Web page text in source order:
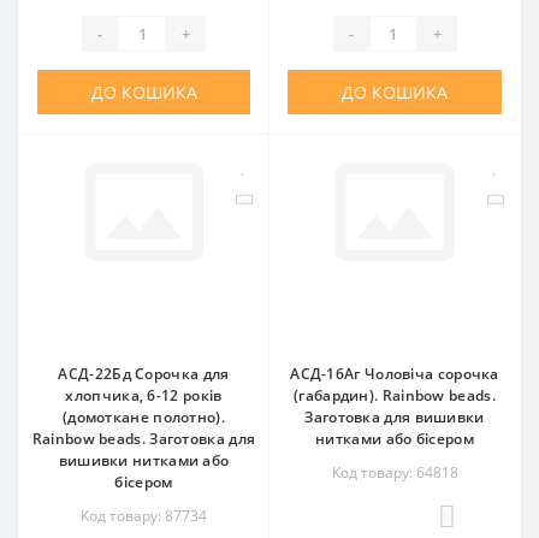
- +
ДО КОШИКА
- +
ДО КОШИКА
АСД-22Бд Сорочка для
хлопчика, 6-12 років
(домоткане полотно).
Rainbow beads. Заготовка для
вишивки нитками або
бісером
Код товару: 87734
АСД-16Аг Чоловіча сорочка
(габардин). Rainbow beads.
Заготовка для вишивки
нитками або бісером
Код товару: 64818